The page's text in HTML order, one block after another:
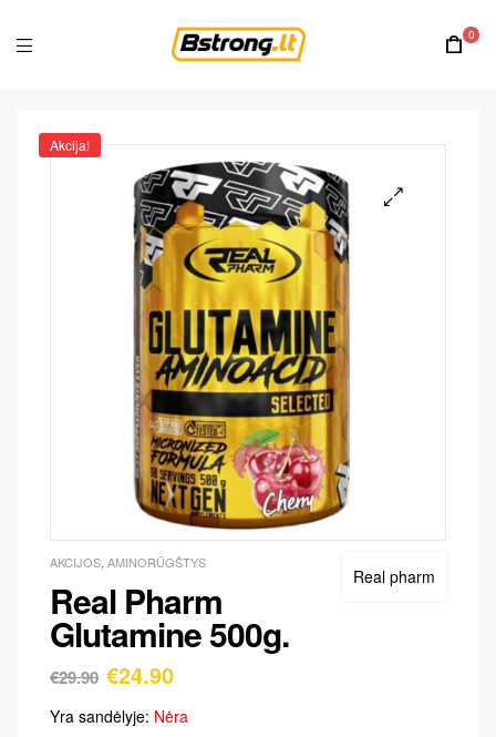
0
Akcija!
Real pharm
AKCIJOS AMINORŪGŠTYS
Real Pharm
Glutamine 500g.
€29.90 €24.90
Yra sandėlyje: Nėra